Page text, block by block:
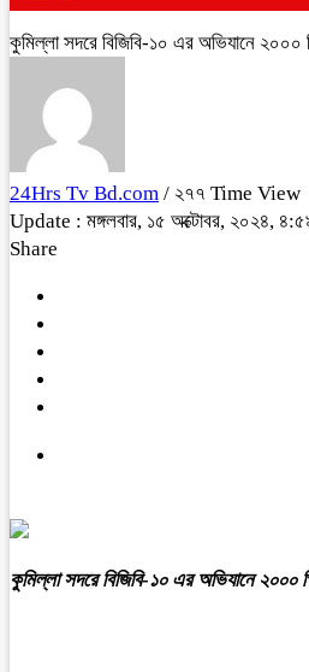
কুমিল্লা সদরে বিজিবি-১০ এর অভিযানে
24Hrs Tv Bd.com / ২৭৭ Time View
Update : মঙ্গলবার, ১৫ অক্টোবর, ২০২৪,
Share
কুমিল্লা সদরে বিজিবি-১০ এর অভিযানে